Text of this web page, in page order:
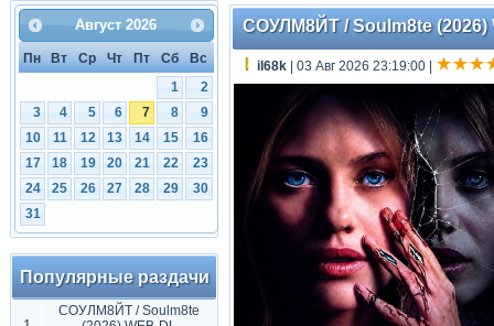
Август 2026
Пн Вт Ср Чт Пт Сб
Вс
1
2
3
4 5 6 7 8
9
10
11 12 13 14 15
16
17
18 19 20 21 22
23
24
25 26 27 28 29
30
31
Популярные раздачи
СОУЛМ8ЙТ / Soulm8te
СОУЛМ8ЙТ / Soulm8te (2026)
il68k | 03 Авг 2026 23:19:00